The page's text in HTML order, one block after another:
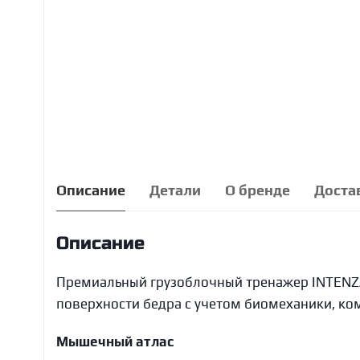
Описание Детали О бренде
Описание
Премиальный грузоблочный тренажер
поверхности бедра с учетом биомеханики,
Мышечный атлас